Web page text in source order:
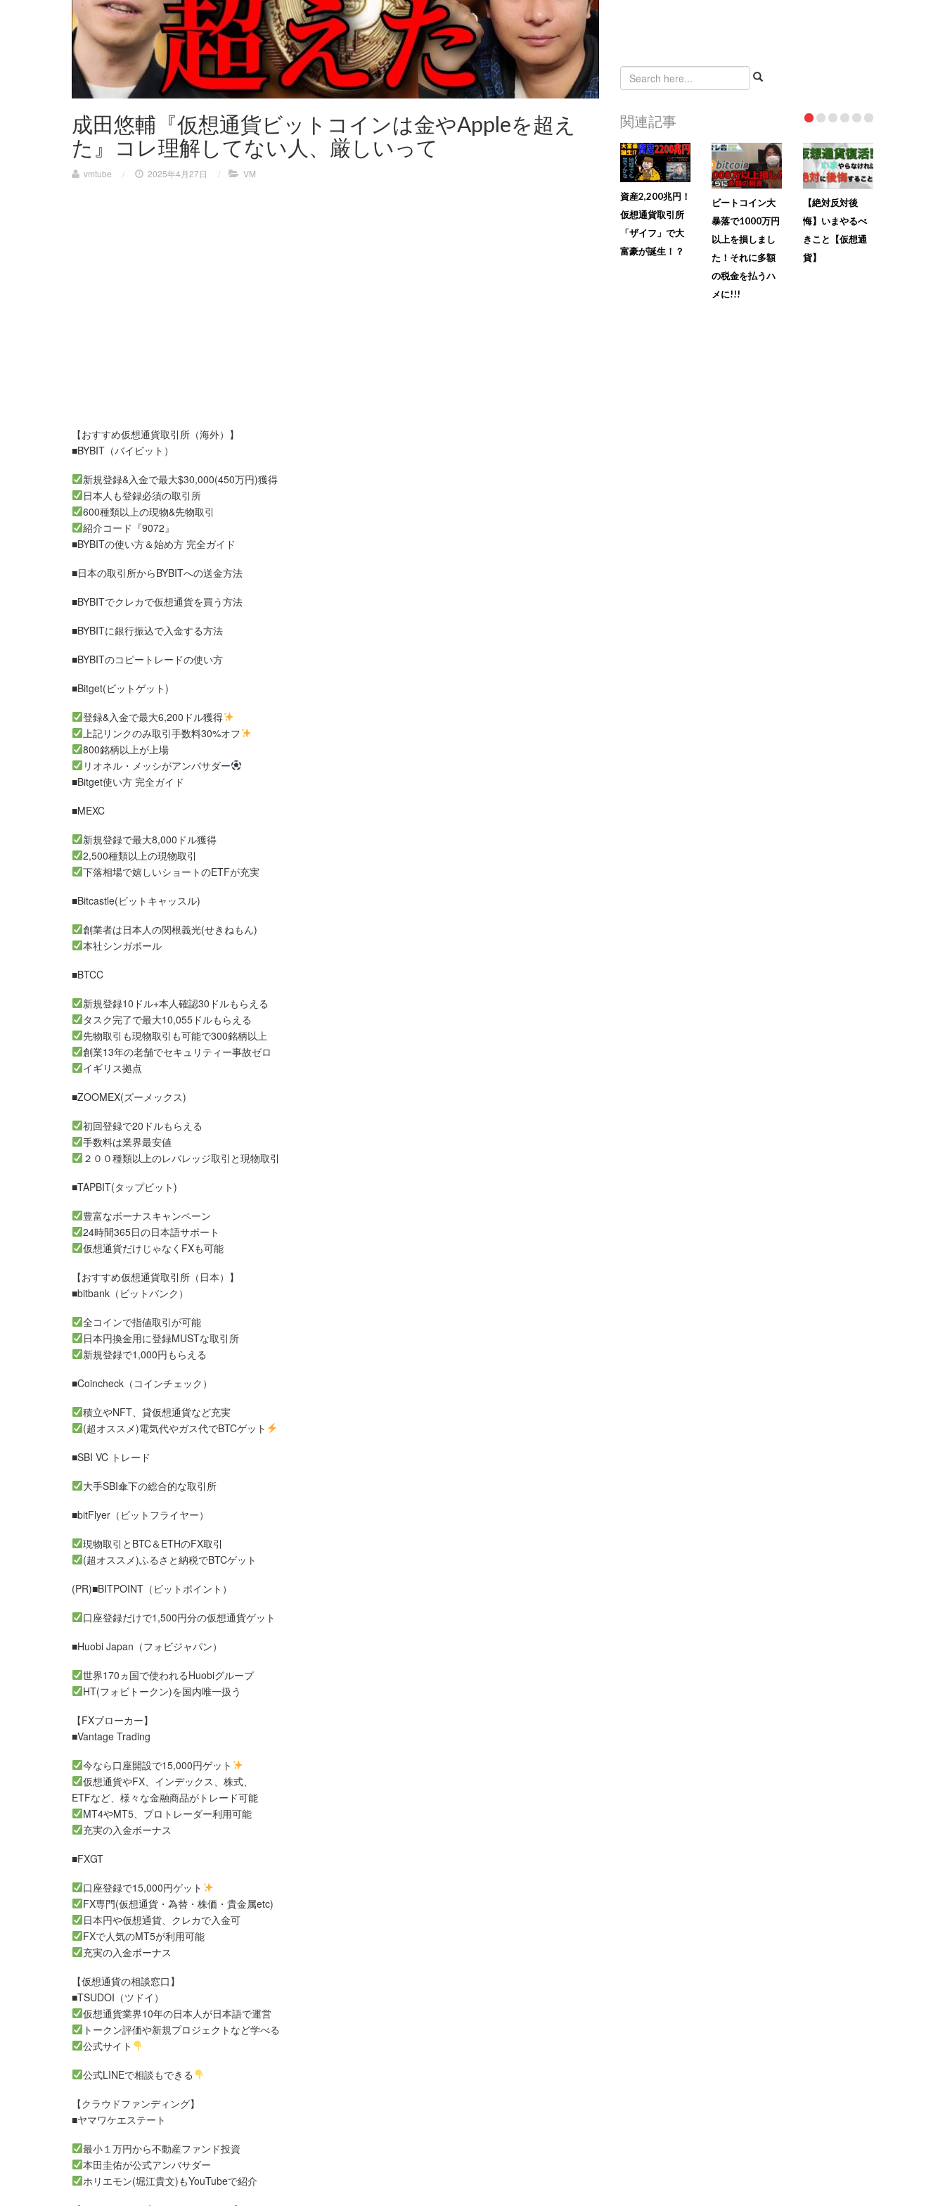
成田悠輔『仮想通貨ビットコインは金やAppleを超え
た』コレ理解してない人、厳しいって
vmtube / 2025年4月27日 / VM
【おすすめ仮想通貨取引所（海外）】
■BYBIT（バイビット）
新規登録&入金で最大$30,000(450万円)獲得
日本人も登録必須の取引所
600種類以上の現物&先物取引
紹介コード『9072』
■BYBITの使い方＆始め方 完全ガイド
■日本の取引所からBYBITへの送金方法
■BYBITでクレカで仮想通貨を買う方法
■BYBITに銀行振込で入金する方法
■BYBITのコピートレードの使い方
■Bitget(ビットゲット)
登録&入金で最大6,200ドル獲得
上記リンクのみ取引手数料30%オフ
800銘柄以上が上場
リオネル・メッシがアンバサダー
■Bitget使い方 完全ガイド
■MEXC
新規登録で最大8,000ドル獲得
2,500種類以上の現物取引
下落相場で嬉しいショートのETFが充実
■Bitcastle(ビットキャッスル)
創業者は日本人の関根義光(せきねもん)
本社シンガポール
■BTCC
新規登録10ドル+本人確認30ドルもらえる
タスク完了で最大10,055ドルもらえる
先物取引も現物取引も可能で300銘柄以上
創業13年の老舗でセキュリティー事故ゼロ
イギリス拠点
■ZOOMEX(ズーメックス)
初回登録で20ドルもらえる
手数料は業界最安値
２００種類以上のレバレッジ取引と現物取引
■TAPBIT(タップビット)
豊富なボーナスキャンペーン
24時間365日の日本語サポート
仮想通貨だけじゃなくFXも可能
【おすすめ仮想通貨取引所（日本）】
■bitbank（ビットバンク）
全コインで指値取引が可能
日本円換金用に登録MUSTな取引所
新規登録で1,000円もらえる
■Coincheck（コインチェック）
積立やNFT、貸仮想通貨など充実
(超オススメ)電気代やガス代でBTCゲット
■SBI VC トレード
大手SBI傘下の総合的な取引所
■bitFlyer（ビットフライヤー）
現物取引とBTC＆ETHのFX取引
(超オススメ)ふるさと納税でBTCゲット
(PR)■BITPOINT（ビットポイント）
口座登録だけで1,500円分の仮想通貨ゲット
■Huobi Japan（フォビジャパン）
世界170ヵ国で使われるHuobiグループ
HT(フォビトークン)を国内唯一扱う
【FXブローカー】
■Vantage Trading
今なら口座開設で15,000円ゲット
仮想通貨やFX、インデックス、株式、
ETFなど、様々な金融商品がトレード可能
MT4やMT5、プロトレーダー利用可能
充実の入金ボーナス
■FXGT
口座登録で15,000円ゲット
FX専門(仮想通貨・為替・株価・貴金属etc)
日本円や仮想通貨、クレカで入金可
FXで人気のMT5が利用可能
充実の入金ボーナス
【仮想通貨の相談窓口】
■TSUDOI（ツドイ）
仮想通貨業界10年の日本人が日本語で運営
トークン評価や新規プロジェクトなど学べる
公式サイト
公式LINEで相談もできる
【クラウドファンディング】
■ヤマワケエステート
最小１万円から不動産ファンド投資
本田圭佑が公式アンバサダー
ホリエモン(堀江貴文)もYouTubeで紹介
関連記事
資産2,200兆円！
仮想通貨取引所
「ザイフ」で大
富豪が誕生！？
ビートコイン大
暴落で1000万円
以上を損しまし
た！それに多額
の税金を払うハ
メに!!!
【絶対反対後
悔】いまやるべ
きこと【仮想通
貨】